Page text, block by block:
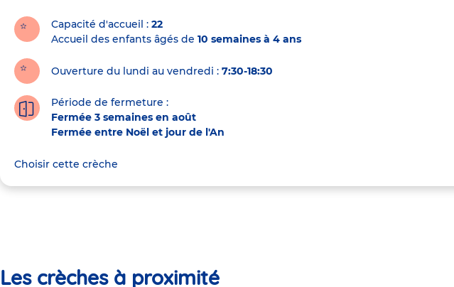
Capacité d'accueil
22
Accueil des enfants âgés de 10 semaines à 4 ans
Ouverture du lundi au vendredi : 7:30-18:30
Période de fermeture :
Fermée 3 semaines en août
Fermée entre Noël et jour de l'An
Choisir cette crèche
Les crèches à proximité